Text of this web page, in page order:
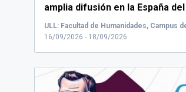
amplia difusión en la España del
«largo siglo XIX».
Enc...
16/09/2026 - 18/09/2026